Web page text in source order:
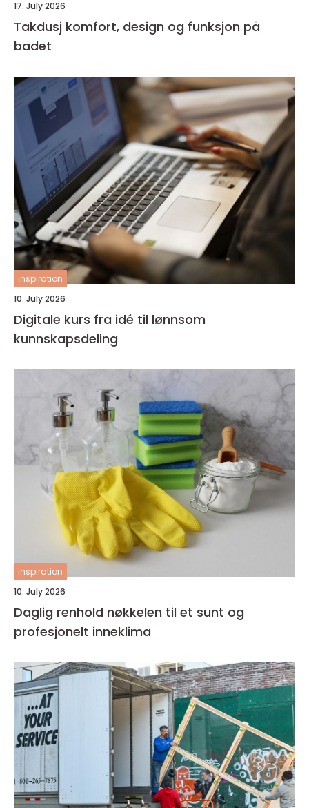
17. July 2026
Takdusj komfort, design og funksjon på
badet
inspiration
10. July 2026
Digitale kurs fra idé til lønnsom
kunnskapsdeling
inspiration
10. July 2026
Daglig renhold nøkkelen til et sunt og
profesjonelt inneklima